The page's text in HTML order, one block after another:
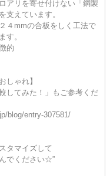
アリを寄せ付けない「鋼製
支えています。
４mmの合板をしく工法で
す。
的
しゃれ】
してみた！」もご参考くだ
blog/entry-307581/
タマイズして
でください☆”